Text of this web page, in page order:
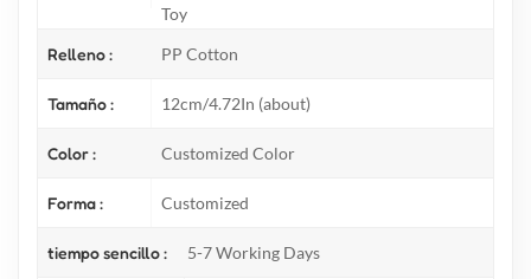
Toy
Relleno :
PP Cotton
Tamaño : 12cm/4.72In (about)
Color : Customized Color
Forma : Customized
tiempo sencillo : 5-7 Working Days